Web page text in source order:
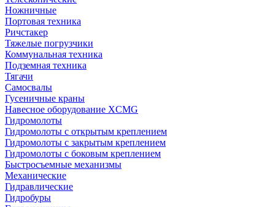
Ножничные
Портовая техника
Ричстакер
Тяжелые погрузчики
Коммунальная техника
Подземная техника
Тягачи
Самосвалы
Гусеничные краны
Навесное оборудование XCMG
Гидромолоты
Гидромолоты с открытым креплением
Гидромолоты с закрытым креплением
Гидромолоты с боковым креплением
Быстросъемные механизмы
Механические
Гидравлические
Гидробуры